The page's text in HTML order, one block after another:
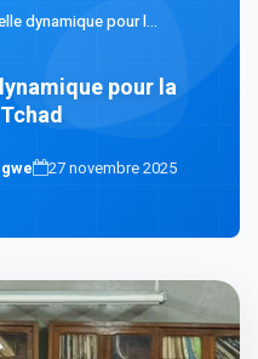
dynamique pour l...
pour la
27 novembre 2025